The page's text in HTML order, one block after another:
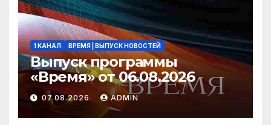
1 КАНАЛ ВРЕМЯ | ВЫПУСК НОВОСТЕЙ
Выпуск программы
«Время» от 06.08.2026
07.08.2026 ADMIN